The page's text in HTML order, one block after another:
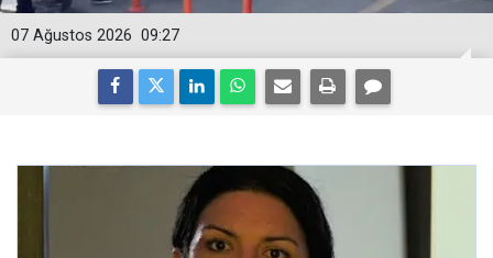
09:27
07 Ağustos 2026